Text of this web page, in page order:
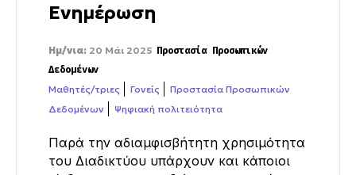
Ενημέρωση
Ημ/νια: 20 Μάι 2025 Προστασία Προσωπικών
Δεδομένων
Μαθητές/τριες Γονείς
Προστασία Προσωπικών
Δεδομένων
Ψηφιακή πολιτειότητα
Παρά την αδιαμφισβήτητη χρησιμότητα
του Διαδικτύου υπάρχουν και κάποιοι